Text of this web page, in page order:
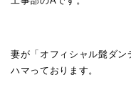
妻が「オフィシャル髭ダ
ハマっております。